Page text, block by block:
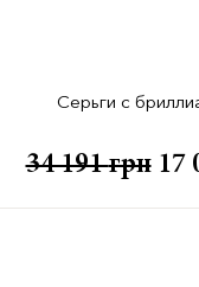
Серьги с
34 191грн 17